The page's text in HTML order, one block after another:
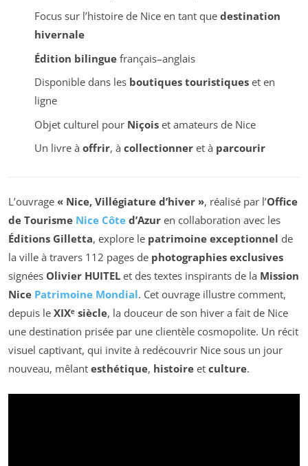
Focus sur l’histoire de Nice en tant que destination
hivernale
Édition bilinguefrançais–anglais
Disponible dans les boutiques touristiqueset en
ligne
Objet culturel pour Niçoiset amateurs de Nice
Un livre à offrir, à collectionneret à parcourir
L’ouvrage « Nice, Villégiature d’hiver », réalisé par l’Office
de Tourisme Nice Côte d’Azur en collaboration avec les
Éditions Gilletta, explore le patrimoine exceptionnel de
la ville à travers 112 pages de photographies exclusives
signées Olivier HUITEL et des textes inspirants de la Mission
Nice Patrimoine Mondial. Cet ouvrage illustre comment,
depuis le XIXᵉ siècle, la douceur de son hiver a fait de Nice
une destination prisée par une clientèle cosmopolite. Un récit
visuel captivant, qui invite à redécouvrir Nice sous un jour
nouveau, mêlant esthétique, histoire et culture.